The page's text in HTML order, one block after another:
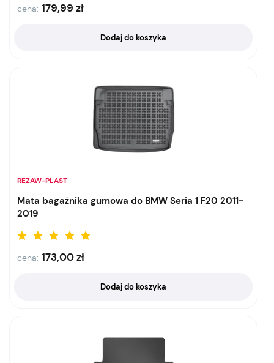
cena: 179,99 zł
Dodaj do koszyka
REZAW-PLAST
Mata bagażnika gumowa do BMW Seria 1 F20 2011-
2019
cena: 173,00zł
Dodaj do koszyka